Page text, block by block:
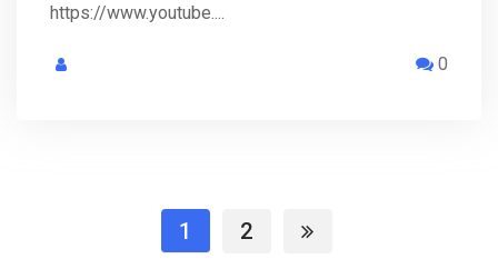
https://www.youtube....
0
1 2